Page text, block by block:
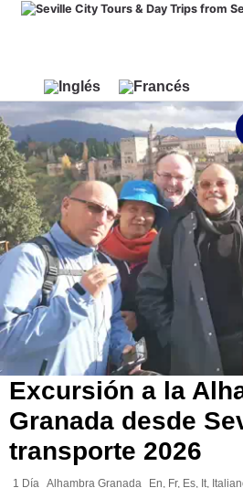
Excursión a la
Granada desde
transporte 2026
1 Día Alhambra Granada En, Fr, Es, It,